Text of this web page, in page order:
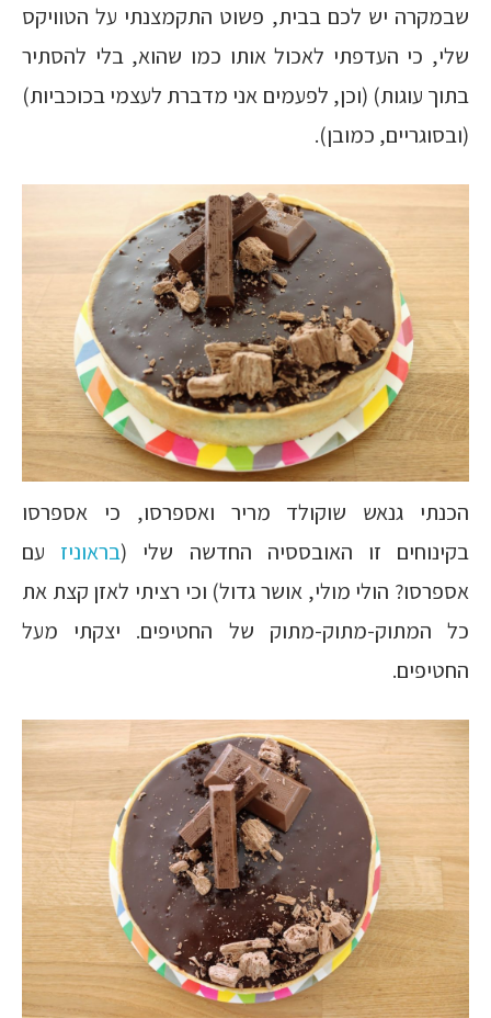
שבמקרה יש לכם בבית, פשוט התקמצנתי על הטוויקס
שלי, כי העדפתי לאכול אותו כמו שהוא, בלי להסתיר
בתוך עוגות) (וכן, לפעמים אני מדברת לעצמי בכוכביות)
(ובסוגריים, כמובן).
הכנתי גנאש שוקולד מריר ואספרסו, כי אספרסו
בקינוחים זו האובססיה החדשה שלי (בראוניז עם
אספרסו? הולי מולי, אושר גדול) וכי רציתי לאזן קצת את
כל המתוק-מתוק-מתוק של החטיפים. יצקתי מעל
החטיפים.